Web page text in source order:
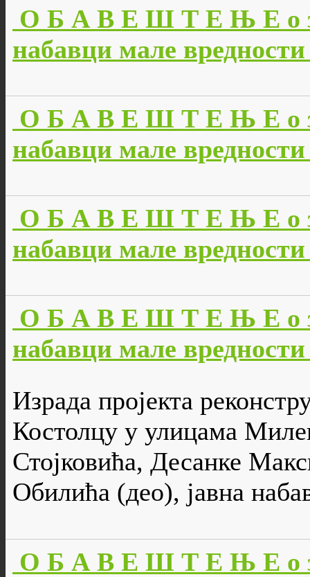
О Б А В Е Ш Т Е Њ Е о
набавци мале
О Б А В Е Ш Т Е Њ Е о
набавци мале
О Б А В Е Ш Т Е Њ Е о
набавци мале
О Б А В Е Ш Т Е Њ Е о
набавци мале
Израда пројекта
Костолцу у улицама
Стојковића, Десанке
Обилића (део), јавна
О Б А В Е Ш Т Е Њ Е о